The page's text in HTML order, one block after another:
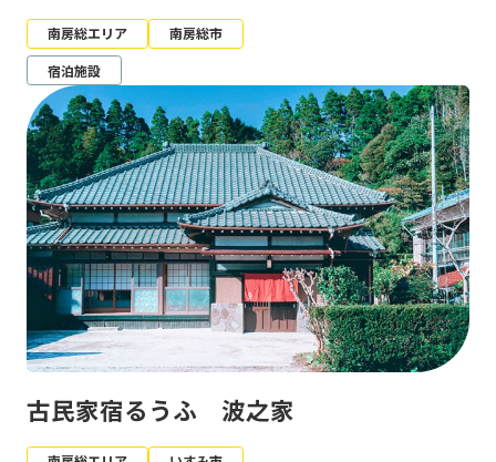
南房総エリア
南房総市
宿泊施設
古民家宿るうふ 波之家